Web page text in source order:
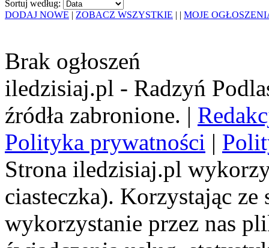
Sortuj według:
DODAJ NOWE | ZOBACZ WSZYSTKIE | | MOJE
Brak ogłoszeń
iledzisiaj.pl - Radzyń
źródła zabronione. |
Polityka prywatności |
Strona iledzisiaj.pl
ciasteczka). Korzystając
wykorzystanie przez nas